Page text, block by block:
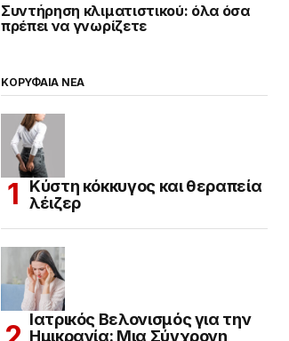
Συντήρηση κλιματιστικού: όλα όσα
πρέπει να γνωρίζετε
ΚΟΡΥΦΑΙΑ ΝΕΑ
Κύστη κόκκυγος και θεραπεία
λέιζερ
Ιατρικός Βελονισμός για την
Ημικρανία: Μια Σύγχρονη